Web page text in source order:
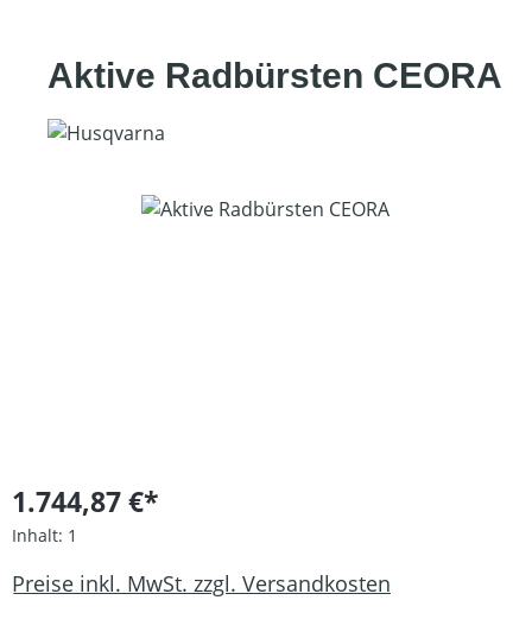
Aktive Radbürsten CEORA
Bildergalerie überspringen
1.744,87 €*
Inhalt: 1
Preise inkl. MwSt. zzgl. Versandkosten